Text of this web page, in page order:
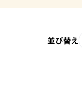
並び替え